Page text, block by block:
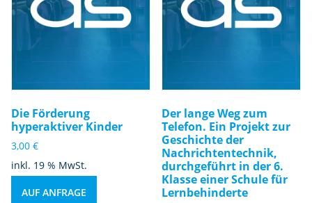
Die Förderung
hyperaktiver Kinder
3,00 €
inkl. 19 % MwSt.
AUF ANFRAGE
Der lange Weg zum
Telefon. Ein Projekt zur
Geschichte der
Nachrichtentechnik,
durchgeführt in der 6.
Klasse einer Schule für
Lernbehinderte